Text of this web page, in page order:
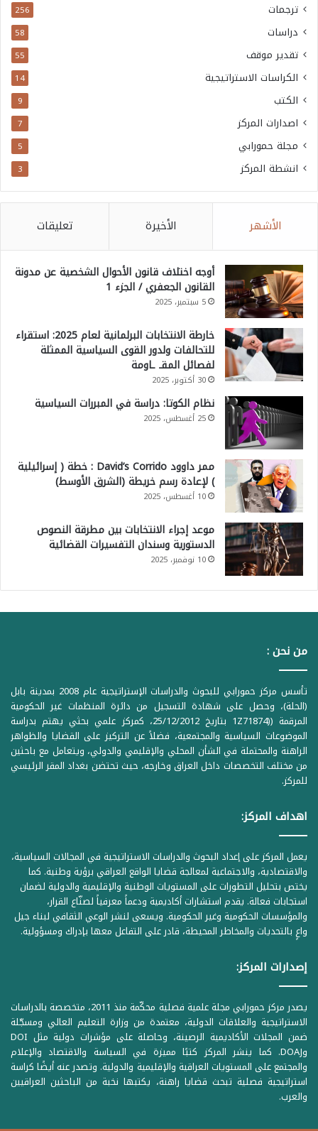
ترجمات 256
دراسات 58
تقدير موقف 55
الكراسات الاستراتيجية 14
الكتب 9
اصدارات المركز 7
مجلة حمورابي 5
انشطة المركز 3
الأشهر الأخيرة تعليقات
أوجه اختلاف قانون الأحوال الشخصية عن مدونة
القانون الجعفري / الجزء 1
5 سبتمبر، 2025
خارطة الانتخابات البرلمانية لعام 2025: استقراء
للتحالفات ولدور القوى السياسية الممثلة
لفصائل المقـ ـاومة
30 أكتوبر، 2025
نظام الكوتا: دراسة في المبررات السياسية
25 أغسطس، 2025
ممر داوود David’s Corrido : خطة ( إسرائيلية
) لإعادة رسم خريطة (الشرق الأوسط)
10 أغسطس، 2025
موعد إجراء الانتخابات بين مطرقة النصوص
الدستورية وسندان التفسيرات القضائية
10 نوفمبر، 2025
من نحن :
تأسس مركز حمورابي للبحوث والدراسات الإستراتيجية عام 2008 بمدينة بابل
(الحلة)، وحصل على شهادة التسجيل من دائرة المنظمات غير الحكومية
المرقمة ((1Z71874 بتاريخ 25/12/2012، كمركز علمي بحثي يهتم بدراسة
الموضوعات السياسية والمجتمعية، فضلاً عن التركيز على القضايا والظواهر
الراهنة والمحتملة في الشأن المحلي والإقليمي والدولي، ويتعامل مع باحثين
من مختلف التخصصات داخل العراق وخارجه، حيث تحتضن بغداد المقر الرئيسي
للمركز.
اهداف المركز:
يعمل المركز على إعداد البحوث والدراسات الاستراتيجية في المجالات السياسية،
والاقتصادية، والاجتماعية لمعالجة قضايا الواقع العراقي برؤية وطنية. كما
يختص بتحليل التطورات على المستويات الوطنية والإقليمية والدولية لضمان
استجابات فعالة. يقدم استشارات أكاديمية ودعماً معرفياً لصنّاع القرار،
والمؤسسات الحكومية وغير الحكومية. ويسعى لنشر الوعي الثقافي لبناء جيل
واعٍ بالتحديات والمخاطر المحيطة، قادر على التفاعل معها بإدراك ومسؤولية.
إصدارات المركز:
يصدر مركز حمورابي مجلة علمية فصلية محكّمة منذ 2011، متخصصة بالدراسات
الاستراتيجية والعلاقات الدولية، معتمدة من وزارة التعليم العالي ومسجّلة
ضمن المجلات الأكاديمية الرصينة، وحاصلة على مؤشرات دولية مثل DOI
وDOAJ. كما ينشر المركز كتبًا مميزة في السياسة والاقتصاد والإعلام
والمجتمع على المستويات العراقية والإقليمية والدولية. وتصدر عنه أيضًا كراسة
استراتيجية فصلية تبحث قضايا راهنة، يكتبها نخبة من الباحثين العراقيين
والعرب.